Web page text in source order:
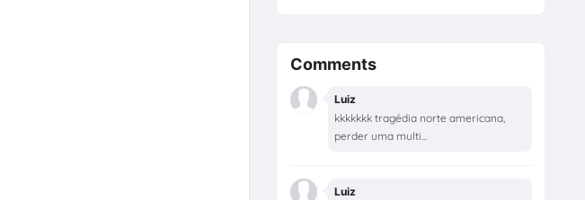
Comments
Luiz
kkkkkkk tragédia norte americana,
perder uma multi...
Luiz